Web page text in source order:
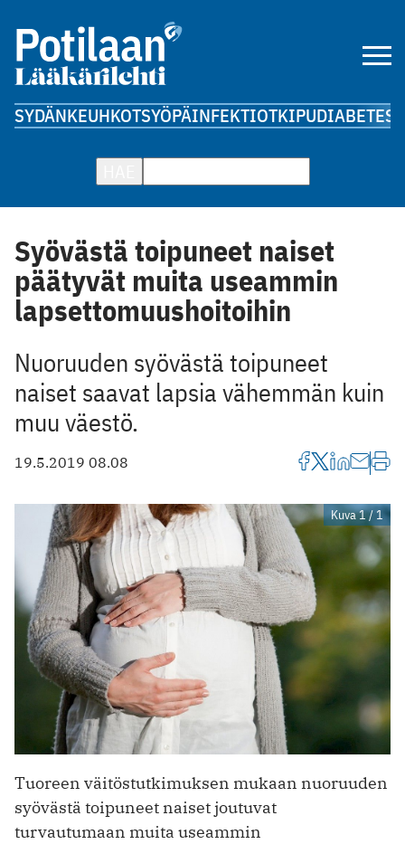
SYDÄNKEUHKOTSYÖPÄINFEKTIOTKIPUDIABETES
Syövästä toipuneet naiset
päätyvät muita useammin
lapsettomuushoitoihin
Nuoruuden syövästä toipuneet
naiset saavat lapsia vähemmän kuin
muu väestö.
19.5.2019 08.08
Kuva 1 / 1
Tuoreen väitöstutkimuksen mukaan nuoruuden
syövästä toipuneet naiset joutuvat
turvautumaan muita useammin